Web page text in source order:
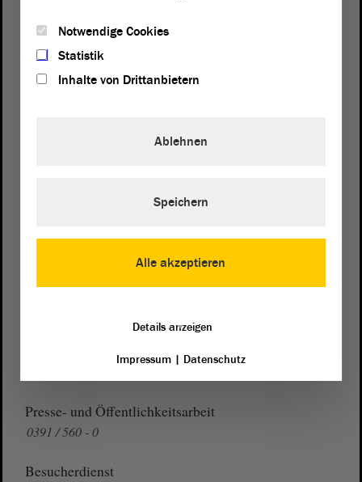
Wegbeschreibung
Auf Google Maps
Presse- und Öffentlichkeitsarbeit
0391 / 560 - 0
Besucherdienst
Notwendige Cookies
Statistik
Inhalte von Drittanbietern
Alle akzeptieren
Ablehnen
Speichern
Details anzeigen
Impressum| Datenschutz